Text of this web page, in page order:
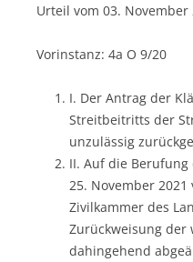
Urteil vom 03. November
Vorinstanz: 4a O 9/20
I. Der Antrag der
Streitbeitritts der
unzulässig
II. Auf die
25. November
Zivilkammer des
Zurückweisung der
dahingehend